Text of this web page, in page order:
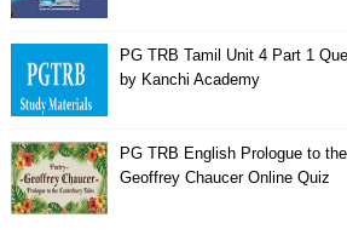
PG TRB Tamil Unit 4 Part 1
by Kanchi Academy
PG TRB English Prologue to
Geoffrey Chaucer Online Quiz